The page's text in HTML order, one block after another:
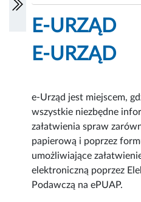
E-URZĄD
E-URZĄD
e-Urząd jest miejscem,
wszystkie niezbędne
załatwienia spraw
papierową i poprzez
umożliwiające
elektroniczną poprzez
Podawczą na ePUAP.